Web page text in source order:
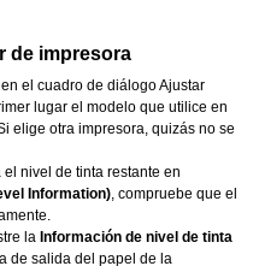
de impresora
el cuadro de diálogo Ajustar
lugar el modelo que utilice en
elige otraimpresora, quizás no se
el nivel de tinta restante en
Information), compruebe que el
la Información de nivel de tinta
de salida del papel de la